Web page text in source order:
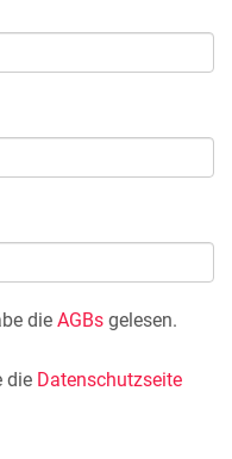
die AGBs gelesen.
die Datenschutzseite